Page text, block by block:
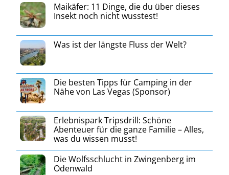
Maikäfer: 11 Dinge, die du über dieses
Insekt noch nicht wusstest!
Was ist der längste Fluss der Welt?
Die besten Tipps für Camping in der
Nähe von Las Vegas (Sponsor)
Erlebnispark Tripsdrill: Schöne
Abenteuer für die ganze Familie – Alles,
was du wissen musst!
Die Wolfsschlucht in Zwingenberg im
Odenwald